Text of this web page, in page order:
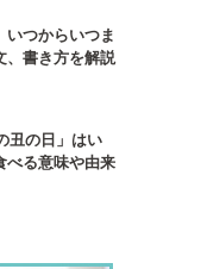
いつからいつま
、書き方を解説
丑の日」はい
べる意味や由来